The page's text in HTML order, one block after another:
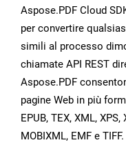
Aspose.PDF Cloud
per convertire
simili al processo
chiamate API REST
Aspose.PDF
pagine Web in più
EPUB, TEX, XML, XPS,
MOBIXML, EMF e TIFF.